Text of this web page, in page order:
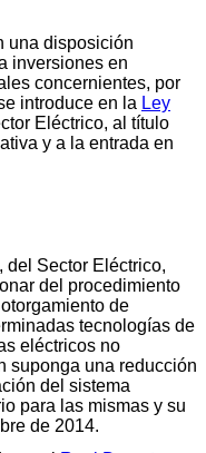
una disposición
inversiones en
concernientes, por
introduce en la Ley
Eléctrico, al título
y a la entrada en
, del Sector Eléctrico,
del procedimiento
de
tecnologías de
eléctricos no
suponga una reducción
del sistema
para las mismas y su
de 2014.